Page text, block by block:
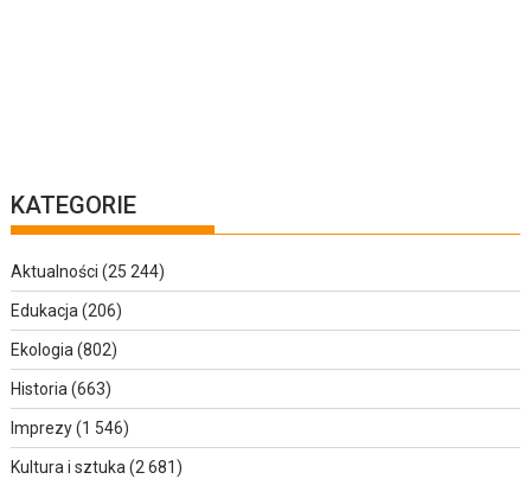
KATEGORIE
Aktualności (25 244)
Edukacja (206)
Ekologia (802)
Historia (663)
Imprezy(1 546)
Kultura i sztuka (2 681)